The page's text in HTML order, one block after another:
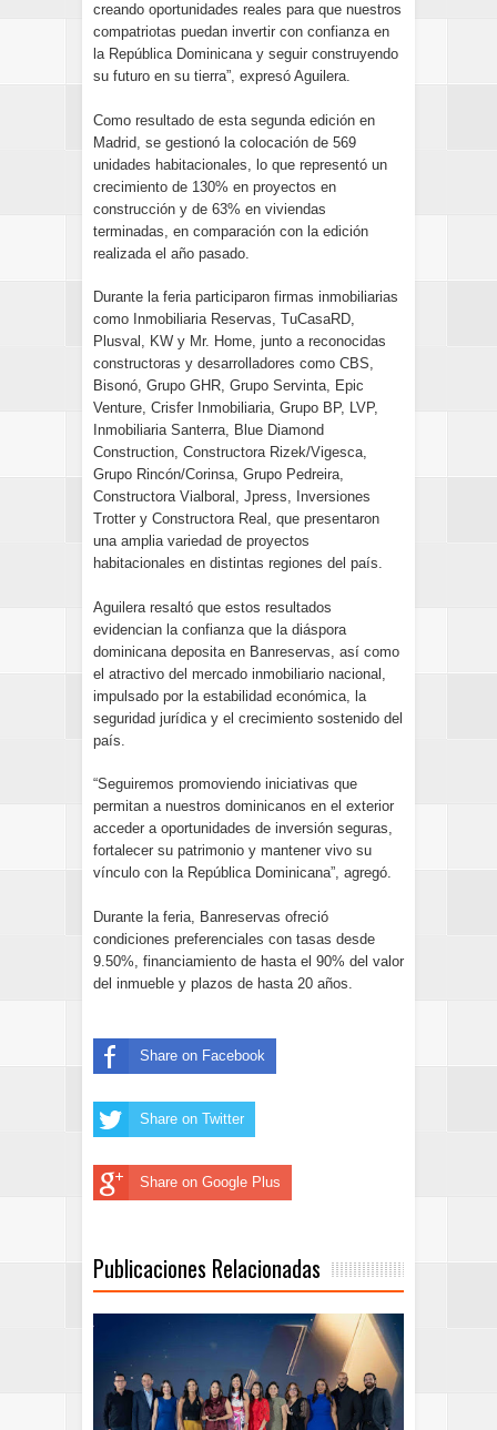
creando oportunidades reales para que nuestros
compatriotas puedan invertir con confianza en
la República Dominicana y seguir construyendo
su futuro en su tierra”, expresó Aguilera.
Como resultado de esta segunda edición en
Madrid, se gestionó la colocación de 569
unidades habitacionales, lo que representó un
crecimiento de 130% en proyectos en
construcción y de 63% en viviendas
terminadas, en comparación con la edición
realizada el año pasado.
Durante la feria participaron firmas inmobiliarias
como Inmobiliaria Reservas, TuCasaRD,
Plusval, KW y Mr. Home, junto a reconocidas
constructoras y desarrolladores como CBS,
Bisonó, Grupo GHR, Grupo Servinta, Epic
Venture, Crisfer Inmobiliaria, Grupo BP, LVP,
Inmobiliaria Santerra, Blue Diamond
Construction, Constructora Rizek/Vigesca,
Grupo Rincón/Corinsa, Grupo Pedreira,
Constructora Vialboral, Jpress, Inversiones
Trotter y Constructora Real, que presentaron
una amplia variedad de proyectos
habitacionales en distintas regiones del país.
Aguilera resaltó que estos resultados
evidencian la confianza que la diáspora
dominicana deposita en Banreservas, así como
el atractivo del mercado inmobiliario nacional,
impulsado por la estabilidad económica, la
seguridad jurídica y el crecimiento sostenido del
país.
“Seguiremos promoviendo iniciativas que
permitan a nuestros dominicanos en el exterior
acceder a oportunidades de inversión seguras,
fortalecer su patrimonio y mantener vivo su
vínculo con la República Dominicana”, agregó.
Durante la feria, Banreservas ofreció
condiciones preferenciales con tasas desde
9.50%, financiamiento de hasta el 90% del valor
del inmueble y plazos de hasta 20 años.
Share on Facebook
Share on Twitter
Share on Google Plus
Publicaciones Relacionadas